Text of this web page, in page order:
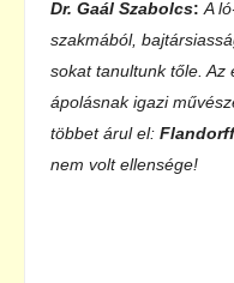
Dr. Gaál Szabolcs: A
szakmából,
sokat tanultunk tőle.
ápolásnak igazi
többet árul el:
nem volt ellensége!